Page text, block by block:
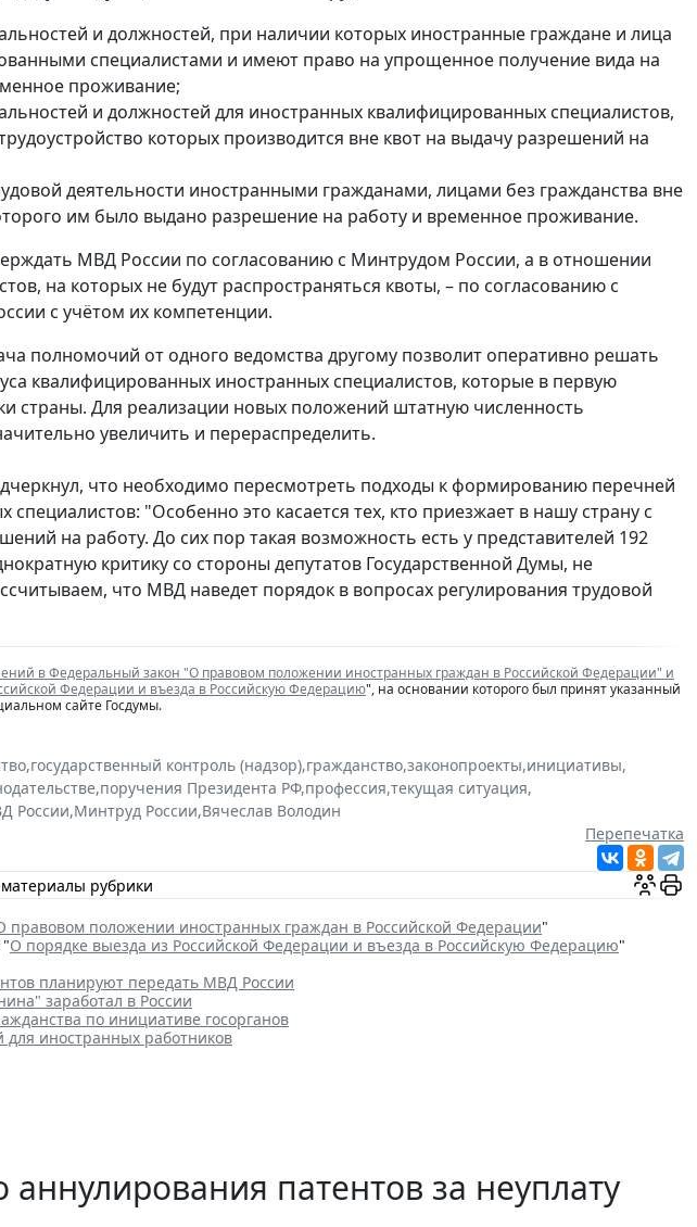
и должностей, при наличии которых иностранные граждане и лица
специалистами и имеют право на упрощенное получение вида на
проживание;
и должностей для иностранных квалифицированных специалистов,
которых производится вне квот на выдачу разрешений на
деятельности иностранными гражданами, лицами без гражданства вне
им было выдано разрешение на работу и временное проживание.
МВД России по согласованию с Минтрудом России, а в отношении
на которых не будут распространяться квоты, – по согласованию с
с учётом их компетенции.
полномочий от одного ведомства другому позволит оперативно решать
квалифицированных иностранных специалистов, которые в первую
страны. Для реализации новых положений штатную численность
увеличить и перераспределить.
что необходимо пересмотреть подходы к формированию перечней
"Особенно это касается тех, кто приезжает в нашу страну с
на работу. До сих пор такая возможность есть у представителей 192
критику со стороны депутатов Государственной Думы, не
что МВД наведет порядок в вопросах регулирования трудовой
в Федеральный закон "О правовом положении иностранных граждан в Российской Федерации" и
Федерации и въезда в Российскую Федерацию", на основании которого был принят указанный
сайте Госдумы.
,государственный контроль (надзор),гражданство,законопроекты,инициативы,
,поручения Президента РФ,профессия,текущая ситуация,
России,Минтруд России,Вячеслав Володин
Перепечатка
рубрики
правовом положении иностранных граждан в Российской Федерации"
О порядке выезда из Российской Федерации и въезда в Российскую Федерацию"
планируют передать МВД России
заработал в России
по инициативе госорганов
иностранных работников
аннулирования патентов за неуплату